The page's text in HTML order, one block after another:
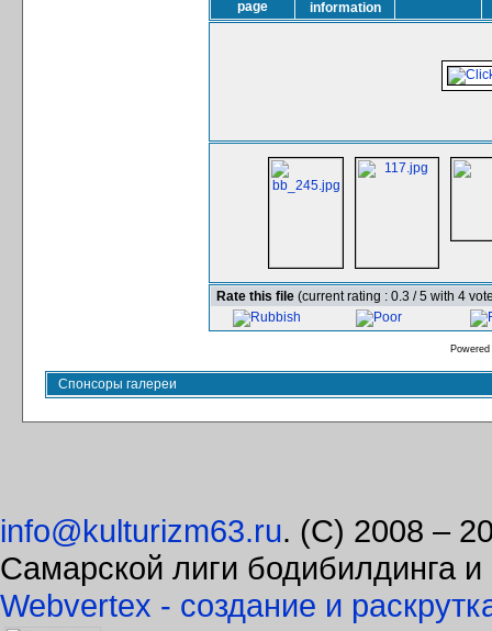
Rate this file (current rating : 0.3 / 5 with 4
Спонсоры галереи
info@kulturizm63.ru. (C) 2008 –
Самарской лиги бодибилдинга
Webvertex - создание и